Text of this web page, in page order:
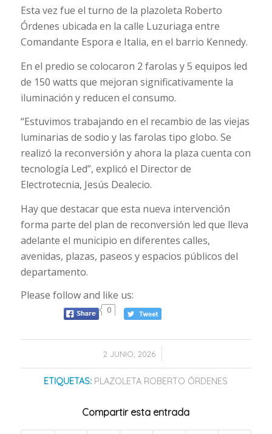
Esta vez fue el turno de la plazoleta Roberto
Órdenes ubicada en la calle Luzuriaga entre
Comandante Espora e Italia, en el barrio Kennedy.
En el predio se colocaron 2 farolas y 5 equipos led
de 150 watts que mejoran significativamente la
iluminación y reducen el consumo.
“Estuvimos trabajando en el recambio de las viejas
luminarias de sodio y las farolas tipo globo. Se
realizó la reconversión y ahora la plaza cuenta con
tecnología Led”, explicó el Director de
Electrotecnia, Jesús Dealecio.
Hay que destacar que esta nueva intervención
forma parte del plan de reconversión led que lleva
adelante el municipio en diferentes calles,
avenidas, plazas, paseos y espacios públicos del
departamento.
Please follow and like us:
0
2 JUNIO, 2026
/
ETIQUETAS: PLAZOLETA ROBERTO ÓRDENES
Compartir esta entrada